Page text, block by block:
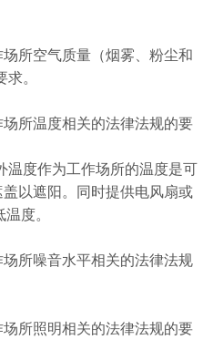
所空气质量（烟雾、粉尘和
。
所温度相关的法律法规的要
温度作为工作场所的温度是可
以遮阳。同时提供电风扇或
度。
所噪音水平相关的法律法规
所照明相关的法律法规的要